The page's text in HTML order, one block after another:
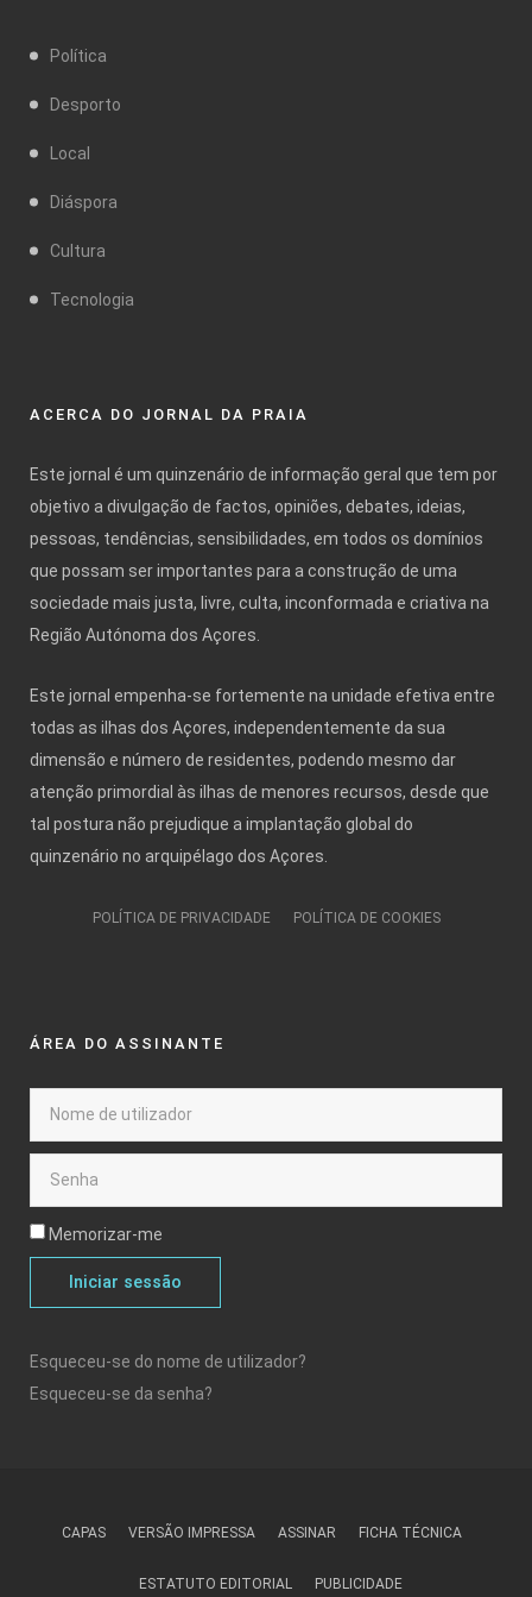
Política
Desporto
Local
Diáspora
Cultura
Tecnologia
ACERCA DO JORNAL DA PRAIA
Este jornal é um quinzenário de informação geral que tem por
objetivo a divulgação de factos, opiniões, debates, ideias,
pessoas, tendências, sensibilidades, em todos os domínios
que possam ser importantes para a construção de uma
sociedade mais justa, livre, culta, inconformada e criativa na
Região Autónoma dos Açores.
Este jornal empenha-se fortemente na unidade efetiva entre
todas as ilhas dos Açores, independentemente da sua
dimensão e número de residentes, podendo mesmo dar
atenção primordial às ilhas de menores recursos, desde que
tal postura não prejudique a implantação global do
quinzenário no arquipélago dos Açores.
POLÍTICA DE PRIVACIDADE POLÍTICA DE COOKIES
ÁREA DO ASSINANTE
Memorizar-me
Iniciar sessão
Esqueceu-se do nome de utilizador?
Esqueceu-se da senha?
CAPAS VERSÃO IMPRESSA ASSINAR FICHA TÉCNICA
ESTATUTO EDITORIAL PUBLICIDADE